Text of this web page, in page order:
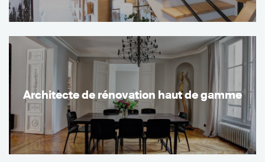
Architecte de rénovation haut de gamme